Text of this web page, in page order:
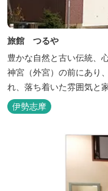
旅館 つるや
豊かな自然と古い伝統、
神宮（外宮）の前にあり
れ、落ち着いた雰囲気と
す。
伊勢志摩